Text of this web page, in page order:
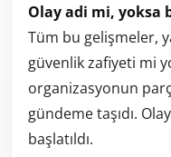
Olayadi mi, yoksa
Tüm bu gelişmeler,
güvenlikzafiyeti mi
organizasyonun
gündemetaşıdı.
başlatıldı.